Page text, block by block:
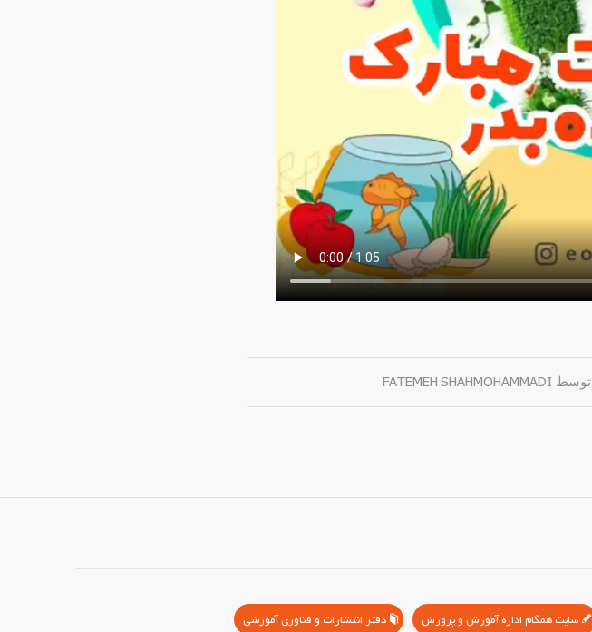
توسط FATEMEH SHAHMOHAMMADI
سایت همگام اداره آموزش و پرورش دفتر انتشارات و فناوری آموزشی